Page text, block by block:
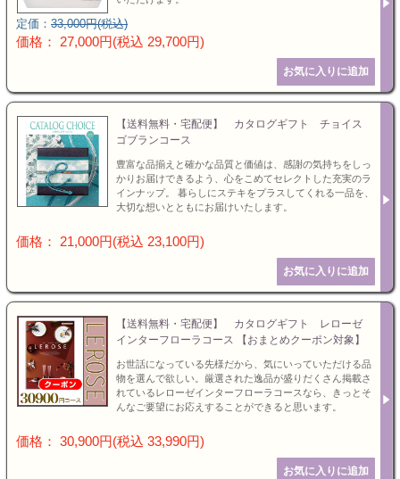
定価： 33,000円(税込)
価格： 27,000円(税込 29,700円)
【送料無料・宅配便】 カタログギフト チョイス
ゴブランコース
豊富な品揃えと確かな品質と価値は、感謝の気持ちをしっ
かりお届けできるよう、心をこめてセレクトした充実のラ
インナップ。 暮らしにステキをプラスしてくれる一品を、
大切な想いとともにお届けいたします。
価格： 21,000円(税込 23,100円)
【送料無料・宅配便】 カタログギフト レローゼ
インターフローラコース 【おまとめクーポン対象】
お世話になっている先様だから、気にいっていただける品
物を選んで欲しい。厳選された逸品が盛りだくさん掲載さ
れているレローゼインターフローラコースなら、きっとそ
んなご要望にお応えすることができると思います。
価格： 30,900円(税込 33,990円)